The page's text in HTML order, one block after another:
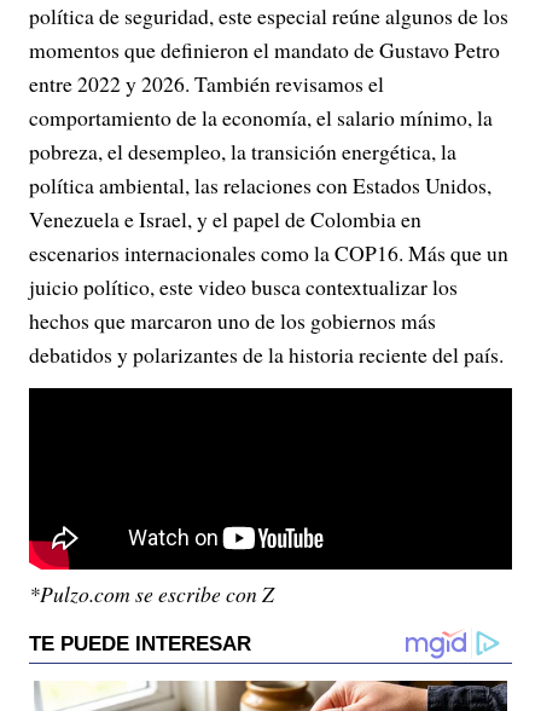
política de seguridad, este especial reúne algunos de los
momentos que definieron el mandato de Gustavo Petro
entre 2022 y 2026. También revisamos el
comportamiento de la economía, el salario mínimo, la
pobreza, el desempleo, la transición energética, la
política ambiental, las relaciones con Estados Unidos,
Venezuela e Israel, y el papel de Colombia en
escenarios internacionales como la COP16. Más que un
juicio político, este video busca contextualizar los
hechos que marcaron uno de los gobiernos más
debatidos y polarizantes de la historia reciente del país.
*Pulzo.com se escribe con Z